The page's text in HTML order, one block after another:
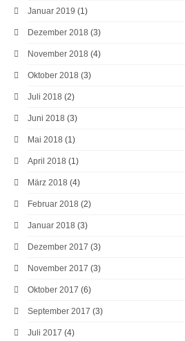
Januar 2019 (1)
Dezember 2018 (3)
November 2018 (4)
Oktober 2018 (3)
Juli 2018 (2)
Juni 2018 (3)
Mai 2018 (1)
April 2018 (1)
März 2018 (4)
Februar 2018 (2)
Januar 2018 (3)
Dezember 2017 (3)
November 2017 (3)
Oktober 2017 (6)
September 2017 (3)
Juli 2017 (4)